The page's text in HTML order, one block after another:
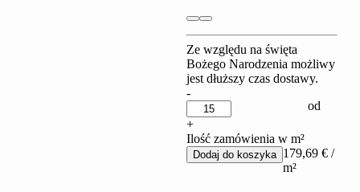
Ze względu na święta
Bożego Narodzenia możliwy
jest dłuższy czas dostawy.
Labrador
Emerald
Pearl
quantity
-
+
Ilość zamówienia w m²
Dodaj do koszyka
od
179,69 €/
m²